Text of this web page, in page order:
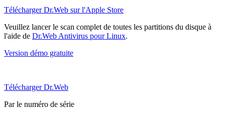
Télécharger Dr.Web sur l'Apple Store
Veuillez lancer le scan complet de toutes les partitions du disque à
l'aide de Dr.Web Antivirus pour Linux.
Version démo gratuite
Télécharger Dr.Web
Par le numéro de série